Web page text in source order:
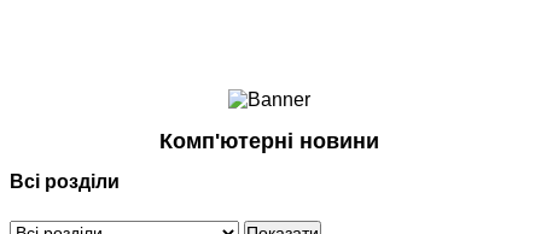
Смартфони
Периферія
Програмне забезпечення
Комп'ютерні новини
Всі розділи